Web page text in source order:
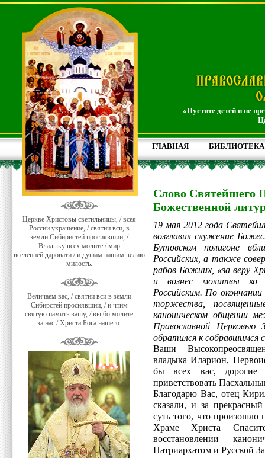
«Пустите детей и не
ГЛАВНАЯ БИБЛИОТЕКА
Церкве Христовы светильницы, / всея
России украшение, / святии вси, в
земли Сибиристей просиявшии, /
Владыку всех молите / мир
вселенней даровати / и душам нашим велию
милость.
Величаем вас, / святии вси в земли
Сибирстей просиявшии, / и чтим
святую память вашу, / вы бо молите
за нас / Христа Бога нашего.
Слово Святейшего
Божественной
19 мая 2012 года
возглавил служение
Бутовском полигоне
Российских, а также
рабов Божиих, «за веру
и вознес молитвы ко
Российским. По
торжества,
каноническом общении
Православной Церковью
обратился к собравшимся
Ваши
владыка Иларион,
бы всех вас, дорогие
приветствовать
Благодарю Вас, отец
сказали, и за
суть того, что произошло
Храме Христа
восстановлении
Патриархатом и Русской